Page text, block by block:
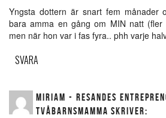
Yngsta dottern är snart fem månader
bara amma en gång om MIN natt
men när hon var i fas fyra.. phh varje
SVARA
MIRIAM - RESANDES
TVÅBARNSMAMMA SKRIVER: